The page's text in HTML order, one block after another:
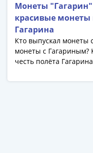
Частные
выпуски
Банкноты
красивыми
номерами
Лотерейные
Монеты
красивые
Гагарина
Кто выпускал монеты
монеты с Гагариным?
честь полёта